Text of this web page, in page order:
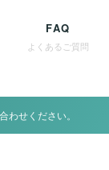
FAQ
よくあるご質問
せください。